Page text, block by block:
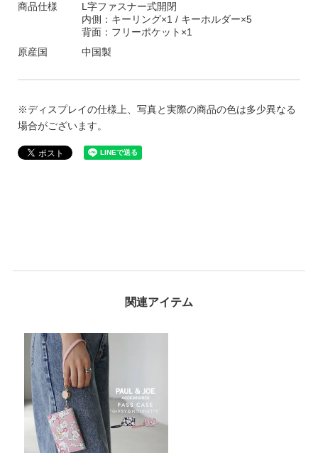
商品仕様
L字ファスナー式開閉
内側：キーリング×1 / キーホルダー×5
背面：フリーポケット×1
原産国
中国製
※ディスプレイの仕様上、写真と実際の商品の色は多少異なる
場合がございます。
レビューを書く